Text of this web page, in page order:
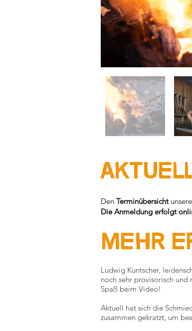
Den Terminübersicht
Die Anmeldung erfolgt
Mehr
Ludwig Kuntscher,
noch sehr provisorisch
Spaß beim Video!
Aktuell hat sich die
zusammen gekratzt, um